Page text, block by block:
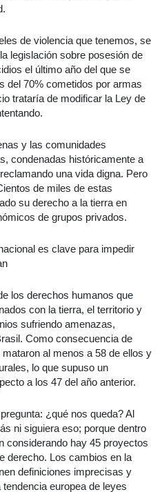
de violencia que tenemos, se
legislación sobre posesión de
el último año del que se
del 70% cometidos por armas
trataría de modificar la Ley de
y las comunidades
condenadas históricamente a
una vida digna. Pero
de miles de estas
su derecho a la tierra en
de grupos privados.
es clave para impedir
los derechos humanos que
con la tierra, el territorio y
sufriendo amenazas,
Como consecuencia de
al menos a 58 de ellos y
lo que supuso un
a los 47 del año anterior.
¿qué nos queda? Al
ni siguiera eso; porque dentro
considerando hay 45 proyectos
derecho. Los cambios en la
definiciones imprecisas y
europea de leyes